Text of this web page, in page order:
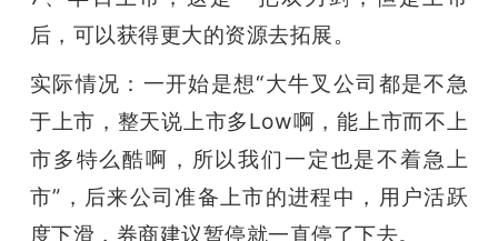
后，可以获得更大的资源去拓展。
实际情况：一开始是想“大牛叉公司都是不急
于上市，整天说上市多Low啊，能上市而不上
市多特么酷啊，所以我们一定也是不着急上
市”，后来公司准备上市的进程中，用户活跃
度下滑，券商建议暂停就一直停了下去。